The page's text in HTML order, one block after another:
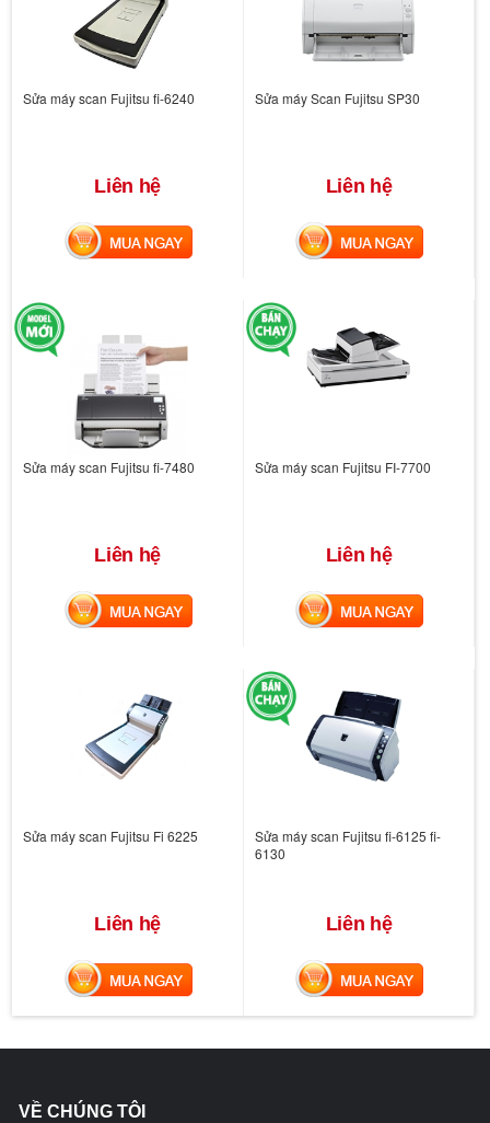
Sửa máy scan Fujitsu fi-6240
Liên hệ
MUA NGAY
Sửa máy Scan Fujitsu SP30
Liên hệ
MUA NGAY
Sửa máy scan Fujitsu fi-7480
Liên hệ
MUA NGAY
Sửa máy scan Fujitsu FI-7700
Liên hệ
MUA NGAY
Sửa máy scan Fujitsu Fi 6225
Liên hệ
MUA NGAY
Sửa máy scan Fujitsu fi-6125 fi-
6130
Liên hệ
MUA NGAY
VỀ CHÚNG TÔI